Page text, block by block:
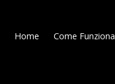
Home Come Funziona